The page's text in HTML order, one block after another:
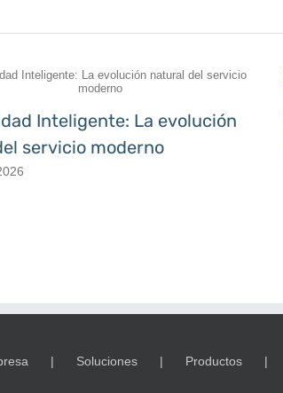
Inteligente: La evolución
servicio moderno
Soluciones Productos